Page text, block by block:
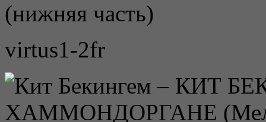
(нижняя часть)
virtus1-2fr